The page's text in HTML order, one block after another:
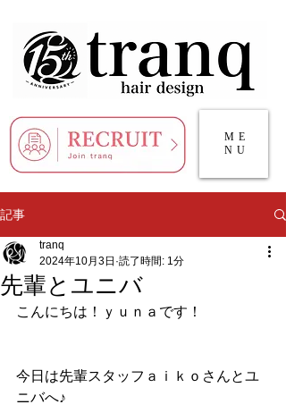
ME
NU
記事
先輩とユニバ
tranq
2024年10月3日 読了時間: 1分
こんにちは！ｙｕｎａです！
今日は先輩スタッフａｉｋｏさんとユ
ニバへ♪